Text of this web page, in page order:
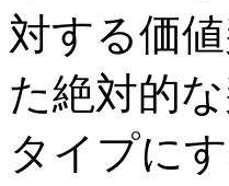
対する価
た絶対的
タイプに